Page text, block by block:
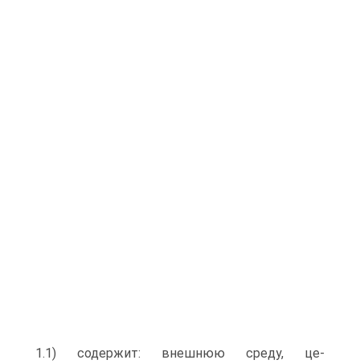
1.1) содержит: внешнюю среду, це-